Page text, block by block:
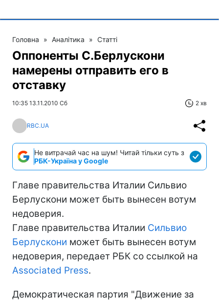
Головна » Аналітика » Статті
Оппоненты С.Берлускони
намерены отправить его в
отставку
10:35 13.11.2010 Сб 2 хв
RBC.UA
Не витрачай час на шум! Читай тільки суть з
РБК-Україна у Google
Главе правительства Италии Сильвио
Берлускони может быть вынесен вотум
недоверия.
Главе правительства Италии Сильвио
Берлускони может быть вынесен вотум
недоверия, передает РБК со ссылкой на
Associated Press.
Демократическая партия "Движение за